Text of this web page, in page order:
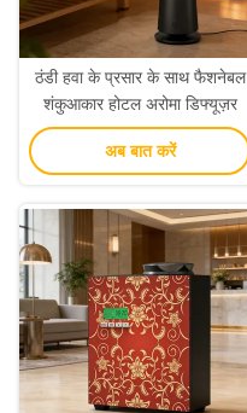
ठंडी हवा के प्रसार के साथ फैशनेबल
शंकुआकार होटल अरोमा डिफ्यूज़र
अब बात करें